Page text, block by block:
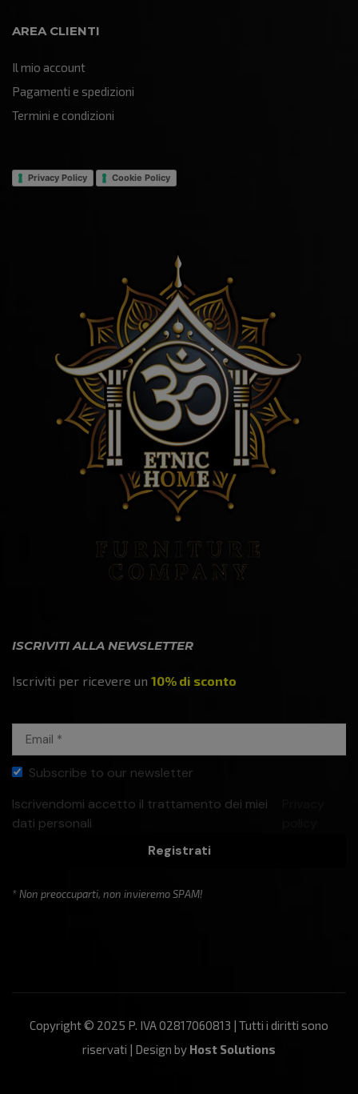
AREA CLIENTI
Il mio account
Pagamenti e spedizioni
Termini e condizioni
Privacy Policy Cookie Policy
ISCRIVITI ALLA NEWSLETTER
Iscriviti per ricevere un 10% di sconto
Subscribe to our newsletter
Iscrivendomi accetto il trattamento dei miei
dati personali
Registrati
* Non preoccuparti, non invieremo SPAM!
Copyright © 2025 P. IVA 02817060813 | Tutti i diritti sono
riservati | Design by Host Solutions